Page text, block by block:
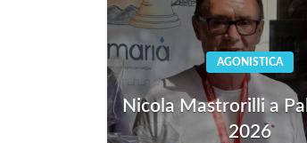
AGONISTICA
Nicola Mastrorilli a
2026